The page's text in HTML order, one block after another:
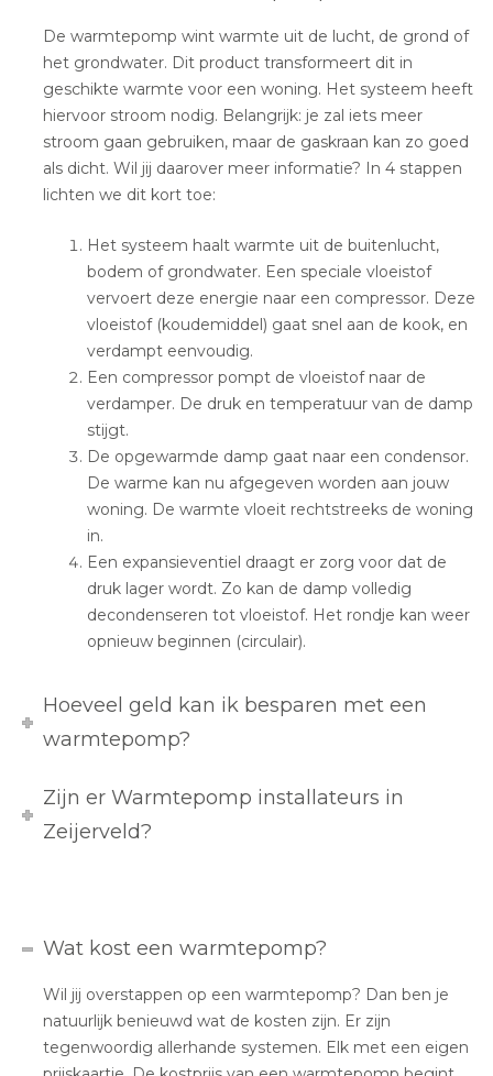
De warmtepomp wint warmte uit de lucht, de grond of
het grondwater. Dit product transformeert dit in
geschikte warmte voor een woning. Het systeem heeft
hiervoor stroom nodig. Belangrijk: je zal iets meer
stroom gaan gebruiken, maar de gaskraan kan zo goed
als dicht. Wil jij daarover meer informatie? In 4 stappen
lichten we dit kort toe:
Het systeem haalt warmte uit de buitenlucht,
bodem of grondwater. Een speciale vloeistof
vervoert deze energie naar een compressor. Deze
vloeistof (koudemiddel) gaat snel aan de kook, en
verdampt eenvoudig.
Een compressor pompt de vloeistof naar de
verdamper. De druk en temperatuur van de damp
stijgt.
De opgewarmde damp gaat naar een condensor.
De warme kan nu afgegeven worden aan jouw
woning. De warmte vloeit rechtstreeks de woning
in.
Een expansieventiel draagt er zorg voor dat de
druk lager wordt. Zo kan de damp volledig
decondenseren tot vloeistof. Het rondje kan weer
opnieuw beginnen (circulair).
Hoeveel geld kan ik besparen met een
warmtepomp?
Zijn er Warmtepomp installateurs in
Zeijerveld?
Wat kost een warmtepomp?
Wil jij overstappen op een warmtepomp? Dan ben je
natuurlijk benieuwd wat de kosten zijn. Er zijn
tegenwoordig allerhande systemen. Elk met een eigen